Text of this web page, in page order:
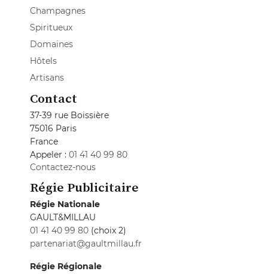
Champagnes
Spiritueux
Domaines
Hôtels
Artisans
Contact
37-39 rue Boissière
75016 Paris
France
Appeler : 01 41 40 99 80
Contactez-nous
Régie Publicitaire
Régie Nationale
GAULT&MILLAU
01 41 40 99 80 (choix 2)
partenariat@gaultmillau.fr
Régie Régionale